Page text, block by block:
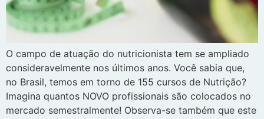
O campo de atuação do nutricionista tem se ampliado
consideravelmente nos últimos anos. Você sabia que,
no Brasil, temos em torno de 155 cursos de Nutrição?
Imagina quantos NOVO profissionais são colocados no
mercado semestralmente! Observa-se também que este